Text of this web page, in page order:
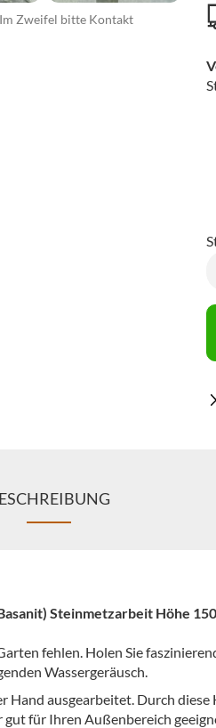
Zweifel bitte Kontakt
Steinmetzarbeit Höhe
fehlen. Holen Sie
Wassergeräusch.
Hand ausgearbeitet. Durch diese
für Ihren Außenbereich